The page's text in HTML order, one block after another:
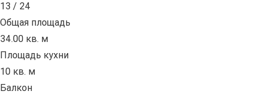
13 / 24
Общая площадь
34.00 кв. м
Площадь кухни
10 кв. м
Балкон